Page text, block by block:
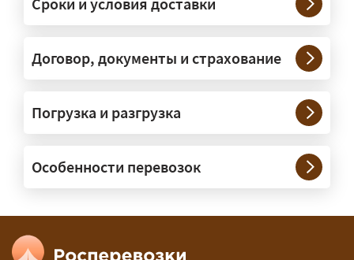
крупногабаритную технику и
конструкции. Транспорт подбираем
под конкретные размеры и вес груза.
сопровождение?
организуем. Потребность в машинах
прикрытия зависит от габаритов
груза и маршрута; это определяется
Договор, документы и страхование
Погрузка и разгрузка
Особенности перевозок